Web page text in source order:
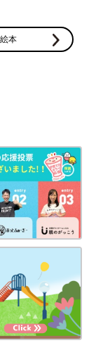
時短のため」
ちが格段にあが
本